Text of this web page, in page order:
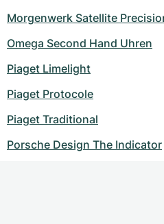
Morgenwerk Satellite
Omega Second Hand Uhren
Piaget Limelight
Piaget Protocole
Piaget Traditional
Porsche Design The Indicator